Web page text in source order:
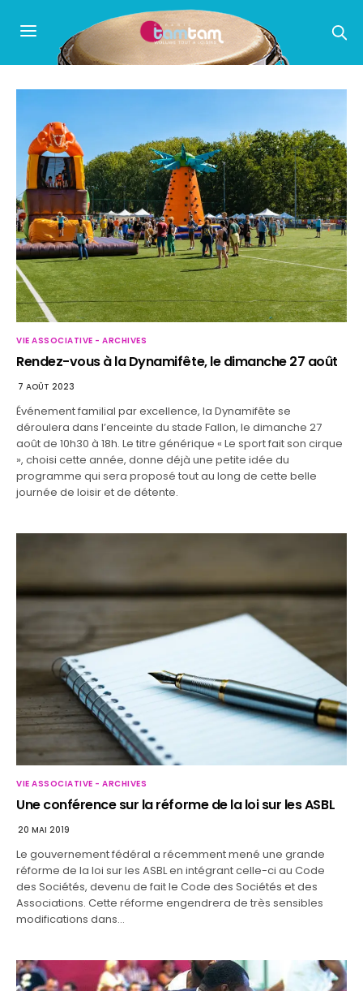
VIE ASSOCIATIVE - ARCHIVES
Rendez-vous à la Dynamifête, le dimanche 27 août
7 AOÛT 2023
Événement familial par excellence, la Dynamifête se
déroulera dans l’enceinte du stade Fallon, le dimanche 27
août de 10h30 à 18h. Le titre générique « Le sport fait son cirque
», choisi cette année, donne déjà une petite idée du
programme qui sera proposé tout au long de cette belle
journée de loisir et de détente.
VIE ASSOCIATIVE - ARCHIVES
Une conférence sur la réforme de la loi sur les ASBL
20 MAI 2019
Le gouvernement fédéral a récemment mené une grande
réforme de la loi sur les ASBL en intégrant celle-ci au Code
des Sociétés, devenu de fait le Code des Sociétés et des
Associations. Cette réforme engendrera de très sensibles
modifications dans…